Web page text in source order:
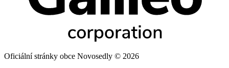
Oficiální stránky obce Novosedly © 2026